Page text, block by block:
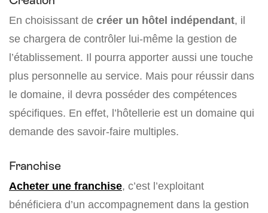
En choisissant de créer un hôtel indépendant, il
se chargera de contrôler lui-même la gestion de
l’établissement. Il pourra apporter aussi une touche
plus personnelle au service. Mais pour réussir dans
le domaine, il devra posséder des compétences
spécifiques. En effet, l’hôtellerie est un domaine qui
demande des savoir-faire multiples.
Franchise
Acheter une franchise, c’est l’exploitant
bénéficiera d’un accompagnement dans la gestion